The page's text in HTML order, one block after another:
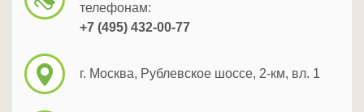
телефонам:
+7 (495) 432-00-77
г. Москва, Рублевское шоссе, 2-км, вл. 1